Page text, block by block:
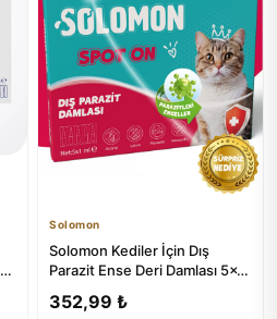
Solomon
Solomon Kediler İçin Dış
Parazit Ense Deri Damlası 5x1
352,99 ₺